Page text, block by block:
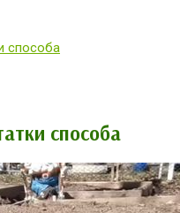
способа
способа